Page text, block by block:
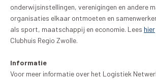
onderwijsinstellingen, verenigingen en andere
organisaties elkaar ontmoeten en
als sport, maatschappij en economie. Lees hier
Clubhuis Regio Zwolle.
Informatie
Voor meer informatie over het Logistiek